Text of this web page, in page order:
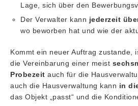
Lage, sich über den
Der Verwalter kann jederzeit
wo beworben hat und wie der
Kommt ein neuer Auftrag zustande,
die Vereinbarung einer meist
Probezeit auch für die
auch die Hausverwaltung kann in
das Objekt „passt“ und die